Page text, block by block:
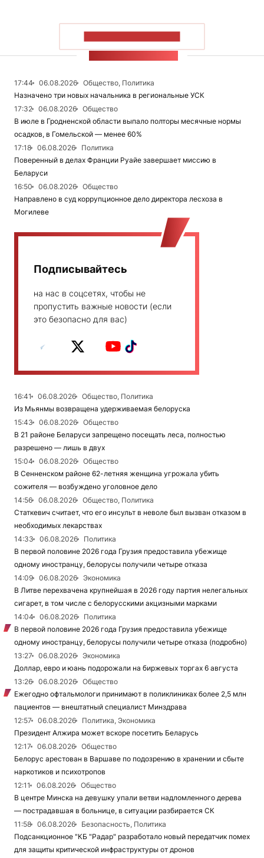
17:44 06.08.2026
Общество, Политика
Назначено три новых начальника в региональные УСК
17:32
06.08.2026
Общество
В июле в Гродненской области выпало полторы месячные нормы
осадков, в Гомельской — менее 60%
17:18
06.08.2026
Политика
Поверенный в делах Франции Руайе завершает миссию в
Беларуси
16:50
06.08.2026
Общество
Направлено в суд коррупционное дело директора лесхоза в
Могилеве
Подписывайтесь
на нас в соцсетях, чтобы не
пропустить важные новости (если
это безопасно для вас)
16:41 06.08.2026
Общество, Политика
Из Мьянмы возвращена удерживаемая белоруска
15:43
06.08.2026
Общество
В 21 районе Беларуси запрещено посещать леса, полностью
разрешено — лишь в двух
15:04
06.08.2026
Общество
В Сенненском районе 62-летняя женщина угрожала убить
сожителя — возбуждено уголовное дело
14:56
06.08.2026
Общество, Политика
Статкевич считает, что его инсульт в неволе был вызван отказом в
необходимых лекарствах
14:33
06.08.2026
Политика
В первой половине 2026 года Грузия предоставила убежище
одному иностранцу, белорусы получили четыре отказа
14:09
06.08.2026
Экономика
В Литве перехвачена крупнейшая в 2026 году партия нелегальных
сигарет, в том числе с белорусскими акцизными марками
14:04
06.08.2026
Политика
В первой половине 2026 года Грузия предоставила убежище
одному иностранцу, белорусы получили четыре отказа (подробно)
13:27
06.08.2026
Экономика
Доллар, евро и юань подорожали на биржевых торгах 6 августа
13:26
06.08.2026
Общество
Ежегодно офтальмологи принимают в поликлиниках более 2,5 млн
пациентов — внештатный специалист Минздрава
12:57
06.08.2026
Политика, Экономика
Президент Алжира может вскоре посетить Беларусь
12:17
06.08.2026
Общество
Белорус арестован в Варшаве по подозрению в хранении и сбыте
наркотиков и психотропов
12:11
06.08.2026
Общество
В центре Минска на девушку упали ветви надломленного дерева
— пострадавшая в больнице, в ситуации разбирается СК
11:58
06.08.2026
Безопасность, Политика
Подсанкционное "КБ "Радар" разработало новый передатчик помех
для защиты критической инфраструктуры от дронов